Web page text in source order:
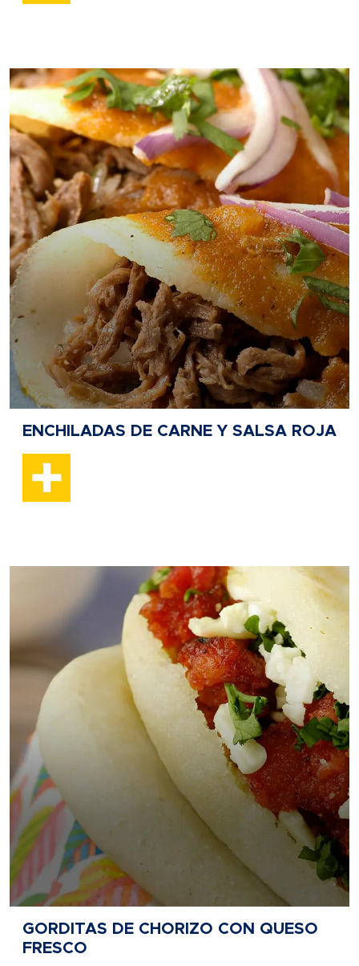
ENCHILADAS DE CARNE Y SALSA ROJA
GORDITAS DE CHORIZO CON QUESO
FRESCO